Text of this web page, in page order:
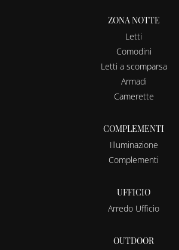
ZONA NOTTE
Letti
Comodini
Letti a scomparsa
Armadi
Camerette
COMPLEMENTI
Illuminazione
Complementi
UFFICIO
Arredo Ufficio
OUTDOOR